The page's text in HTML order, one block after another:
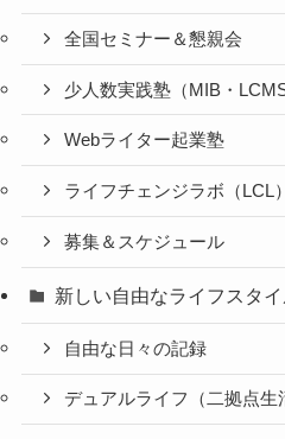
全国セミナー＆懇親会
少人数実践塾（MIB・LCMS
Webライター起業塾
ライフチェンジラボ（LCL）
募集＆スケジュール
新しい自由なライフスタ
自由な日々の記録
デュアルライフ（二拠点生